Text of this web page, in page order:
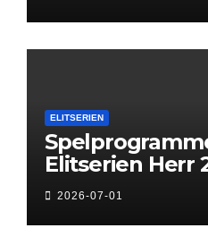
ELITSERIEN
Elitserien Herr
2026-07-01